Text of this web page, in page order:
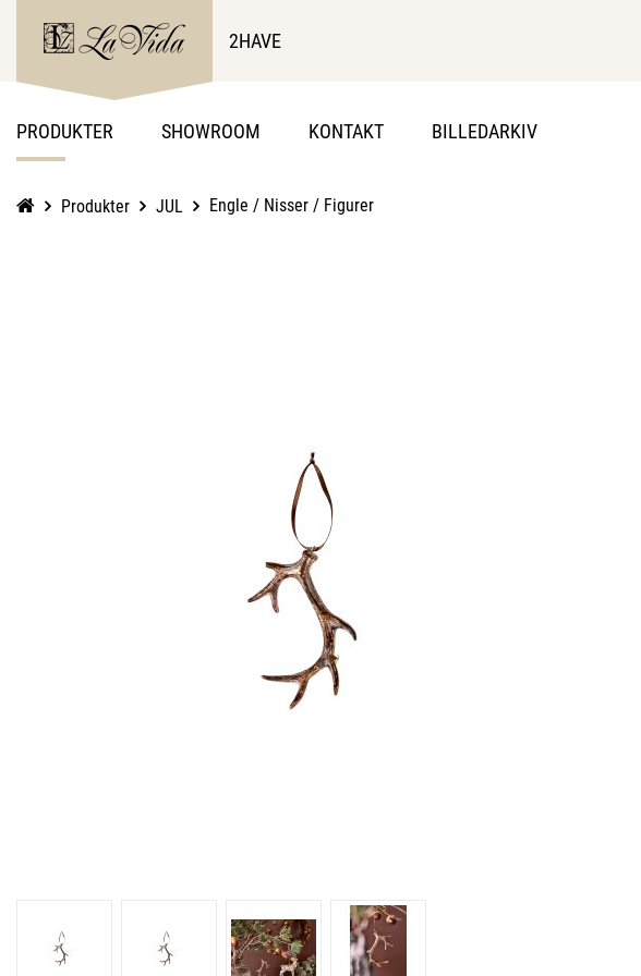
2HAVE
PRODUKTER SHOWROOM KONTAKT BILLEDARKIV
Produkter JUL Engle / Nisser / Figurer